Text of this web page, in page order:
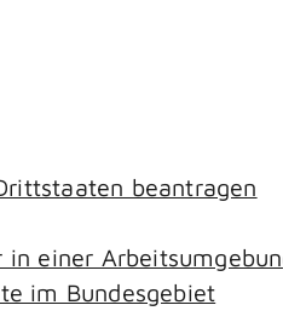
beantragen
einer
im Bundesgebiet